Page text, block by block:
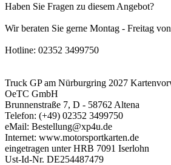
Haben Sie Fragen zu diesem Angebot?
Wir beraten Sie gerne Montag - Freitag
Hotline: 02352 3499750
Truck GP am Nürburgring 2027
OeTC GmbH
Brunnenstraße 7, D - 58762 Altena
Telefon: (+49) 02352 3499750
eMail: Bestellung@xp4u.de
Internet: www.motorsportkarten.de
eingetragen unter HRB 7091 Iserlohn
Ust-Id-Nr. DE254487479